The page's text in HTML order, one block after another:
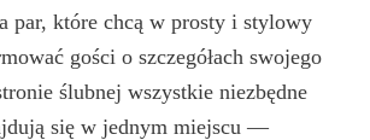
par, które chcą w prosty i stylowy
gości o szczegółach swojego
ślubnej wszystkie niezbędne
się w jednym miejscu —